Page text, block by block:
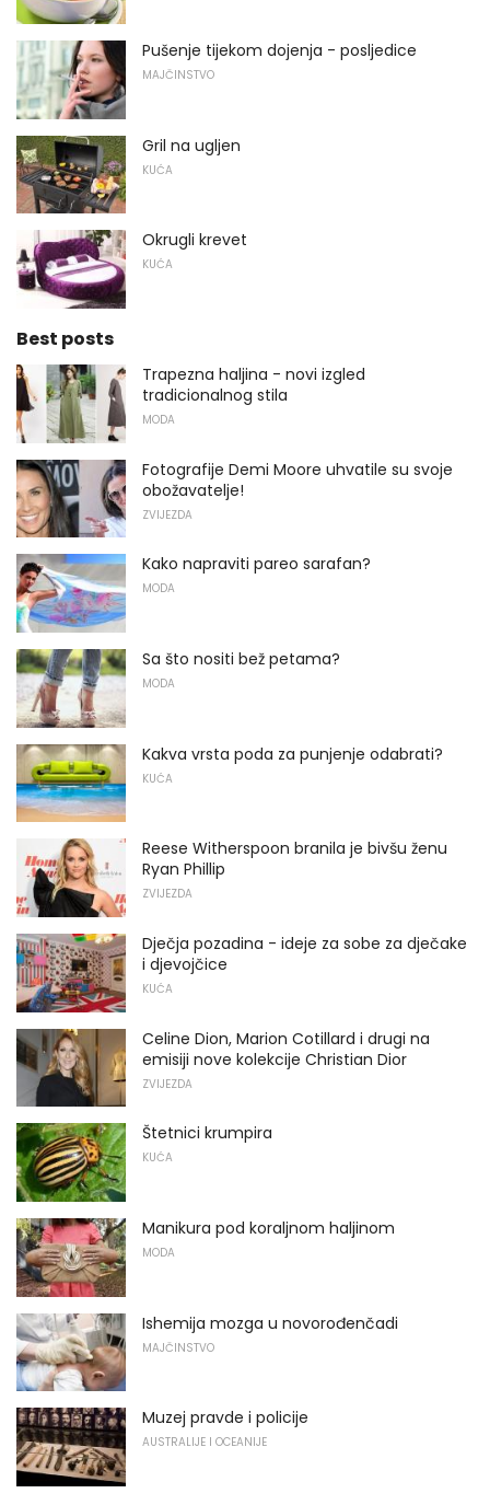
Pušenje tijekom dojenja - posljedice
MAJČINSTVO
Gril na ugljen
KUĆA
Okrugli krevet
KUĆA
Best posts
Trapezna haljina - novi izgled
tradicionalnog stila
MODA
Fotografije Demi Moore uhvatile su svoje
obožavatelje!
ZVIJEZDA
Kako napraviti pareo sarafan?
MODA
Sa što nositi bež petama?
MODA
Kakva vrsta poda za punjenje odabrati?
KUĆA
Reese Witherspoon branila je bivšu ženu
Ryan Phillip
ZVIJEZDA
Dječja pozadina - ideje za sobe za dječake
i djevojčice
KUĆA
Celine Dion, Marion Cotillard i drugi na
emisiji nove kolekcije Christian Dior
ZVIJEZDA
Štetnici krumpira
KUĆA
Manikura pod koraljnom haljinom
MODA
Ishemija mozga u novorođenčadi
MAJČINSTVO
Muzej pravde i policije
AUSTRALIJE I OCEANIJE